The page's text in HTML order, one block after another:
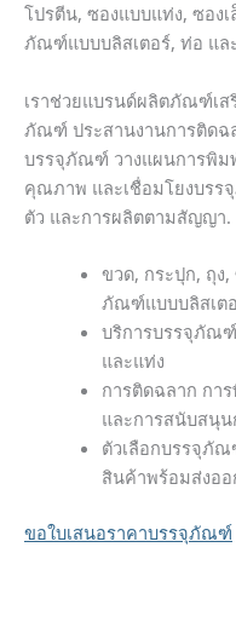
โปรตีน, ซองแบบแท่ง, ซอง
ภัณฑ์แบบบลิสเตอร์, ท่อ แล
เราช่วยแบรนด์ผลิตภัณฑ์เส
ภัณฑ์ ประสานงานการติดฉ
บรรจุภัณฑ์ วางแผนการพิ
คุณภาพ และเชื่อมโยงบรร
ตัว และการผลิตตามสัญญา.
ขวด, กระปุก, ถุง
ภัณฑ์แบบบลิสเต
บริการบรรจุภัณ
และแท่ง
การติดฉลาก กา
และการสนับสนุ
ตัวเลือกบรรจุภั
สินค้าพร้อมส่งอ
ขอใบเสนอราคาบรรจุภัณฑ์